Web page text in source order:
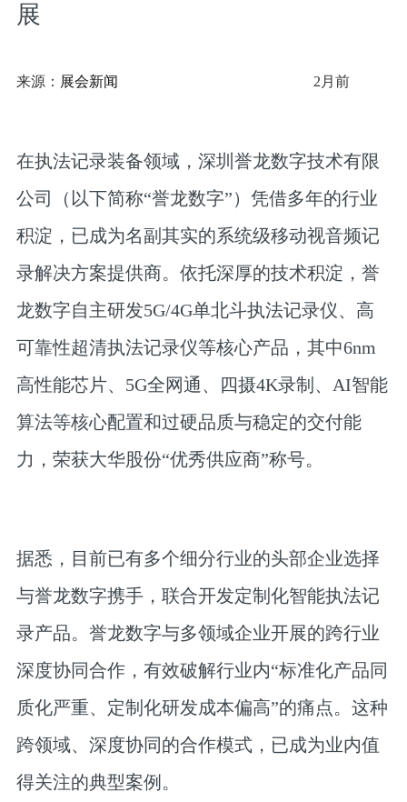
展
来源： 展会新闻 2月前
在执法记录装备领域，深圳誉龙数字技术有限
公司（以下简称“誉龙数字”）凭借多年的行业
积淀，已成为名副其实的系统级移动视音频记
录解决方案提供商。依托深厚的技术积淀，誉
龙数字自主研发5G/4G单北斗执法记录仪、高
可靠性超清执法记录仪等核心产品，其中6nm
高性能芯片、5G全网通、四摄4K录制、AI智能
算法等核心配置和过硬品质与稳定的交付能
力，荣获大华股份“优秀供应商”称号。
据悉，目前已有多个细分行业的头部企业选择
与誉龙数字携手，联合开发定制化智能执法记
录产品。誉龙数字与多领域企业开展的跨行业
深度协同合作，有效破解行业内“标准化产品同
质化严重、定制化研发成本偏高”的痛点。这种
跨领域、深度协同的合作模式，已成为业内值
得关注的典型案例。